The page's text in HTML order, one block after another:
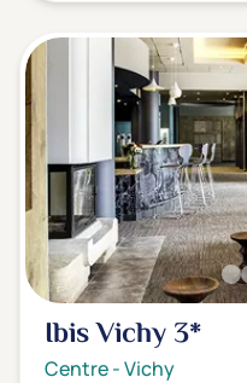
Ibis Vichy3*
Centre-Vichy